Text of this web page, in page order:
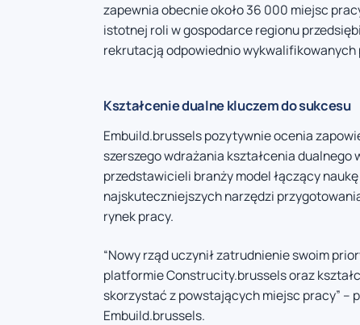
zapewnia obecnie około 36 000 miejsc
istotnej roli w gospodarce regionu
rekrutacją odpowiednio wykwalifikowanych
Kształcenie dualne kluczem do sukcesu
Embuild.brussels pozytywnie ocenia
szerszego wdrażania kształcenia
przedstawicieli branży model łączący
najskuteczniejszych narzędzi
rynek pracy.
“Nowy rząd uczynił zatrudnienie swoim
platformie Construcity.brussels oraz
skorzystać z powstających miejsc pracy” –
Embuild.brussels.